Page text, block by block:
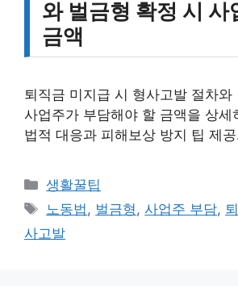
와 벌금형 확정 시 사
금액
퇴직금 미지급 시 형사고발 절차와
사업주가 부담해야 할 금액을 상세
법적 대응과 피해보상 방지 팁 제
카
테
리
생활꿀팁
태
그
노동법, 벌금형,사업주 부담,
사고발